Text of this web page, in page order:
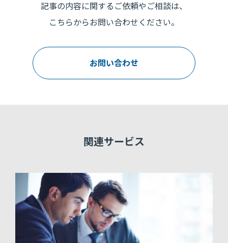
関連サービス
記事の内容に関するご依頼やご相談は、
こちらからお問い合わせください。
お問い合わせ